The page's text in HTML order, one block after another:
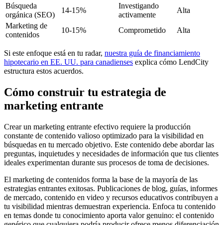
Búsqueda
orgánica (SEO)
14-15%
Investigando
activamente
Alta
Marketing de
contenidos
10-15% Comprometido Alta
Si este enfoque está en tu radar, nuestra guía de financiamiento
hipotecario en EE. UU. para canadienses explica cómo LendCity
estructura estos acuerdos.
Cómo construir tu estrategia de
marketing entrante
Crear un marketing entrante efectivo requiere la producción
constante de contenido valioso optimizado para la visibilidad en
búsquedas en tu mercado objetivo. Este contenido debe abordar las
preguntas, inquietudes y necesidades de información que tus clientes
ideales experimentan durante sus procesos de toma de decisiones.
El marketing de contenidos forma la base de la mayoría de las
estrategias entrantes exitosas. Publicaciones de blog, guías, informes
de mercado, contenido en video y recursos educativos contribuyen a
tu visibilidad mientras demuestran experiencia. Enfoca tu contenido
en temas donde tu conocimiento aporta valor genuino: el contenido